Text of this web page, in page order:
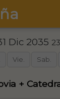
Dic 2035
Vie. Sab.
+